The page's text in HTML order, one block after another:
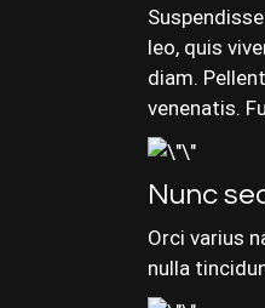
leo, quis
diam.
venenatis.
Nunc
Orci varius
nulla